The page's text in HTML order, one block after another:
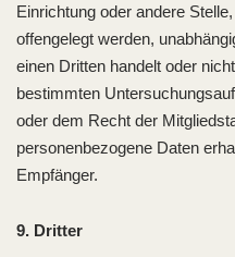
Einrichtung oder andere
offengelegt werden,
einen Dritten handelt oder
bestimmten
oder dem Recht der
personenbezogene Daten
Empfänger.
9. Dritter